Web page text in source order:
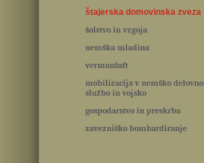
štajerska domovinska zveza
šolstvo in vzgoja
nemška mladina
vermanšaft
mobilizacija v nemško delovno
službo in vojsko
gospodarstvo in preskrba
zavezniško bombardiranje